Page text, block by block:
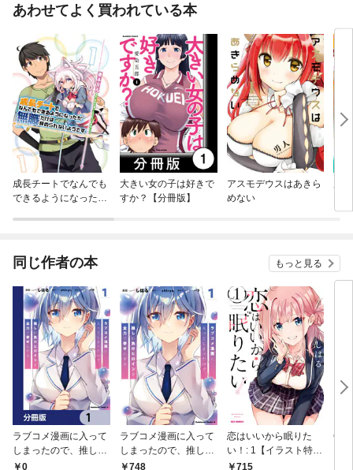
あわせてよく買われている本
成長チートでなんでも
できるようになった
大きい女の子は好きで
すか？【分冊版】
アスモデウスはあきら
めない
同じ作者の本 もっと見る
ラブコメ漫画に入って
しまったので、推しの
負けヒロインを全力で
0
ラブコメ漫画に入って
しまったので、推しの
負けヒロインを全力で
748
恋はいいから眠りた
い！: 1【イラスト特典
付】715